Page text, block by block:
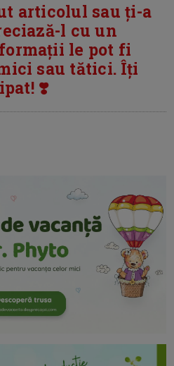
articolul sau ți-a
l cu un
le pot fi
sau tătici. Îți
❣️